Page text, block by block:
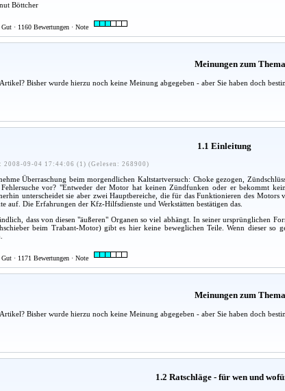
Böttcher
Gut · 1160 Bewertungen · Note
Meinungen zum Thema
Bisher wurde hierzu noch keine Meinung abgegeben - aber Sie haben doch
1.1 Einleitung
2008-09-04 17:44:06 (1) (Gelesen: 268900)
Überraschung beim morgendlichen Kaltstartversuch: Choke gezogen,
vor? "Entweder der Motor hat keinen Zündfunken oder er bekommt
unterscheidet sie aber zwei Hauptbereiche, die für das Funktionieren des
auf. Die Erfahrungen der Kfz-Hilfsdienste und Werkstätten bestätigen das.
dass von diesen "äußeren" Organen so viel abhängt. In seiner ursprünglichen
beim Trabant-Motor) gibt es hier keine beweglichen Teile. Wenn dieser so
Gut · 1171 Bewertungen · Note
Meinungen zum Thema
Bisher wurde hierzu noch keine Meinung abgegeben - aber Sie haben doch
1.2 Ratschläge - für wen und